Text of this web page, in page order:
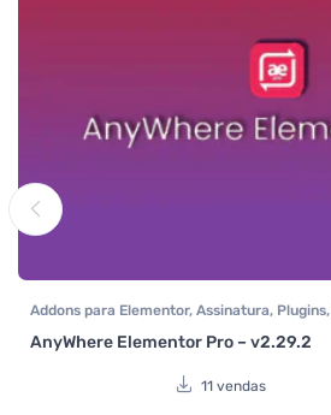
Addons para Elementor, Assinatura, Plugins,
AnyWhere Elementor Pro – v2.29.2
11 vendas